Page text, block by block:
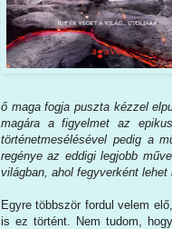
ő maga fogja puszta kézzel
magára a figyelmet az
történetmesélésével pedig a
regénye az eddigi legjobb
világban, ahol fegyverként
Egyre többször fordul velem
is ez történt. Nem tudom,